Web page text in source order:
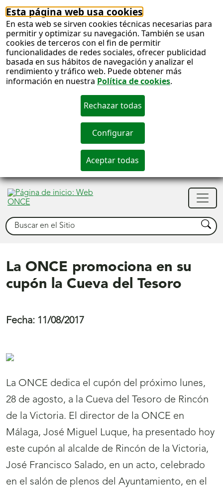
Esta página web usa cookies
En esta web se sirven cookies técnicas necesarias para
permitir y optimizar su navegación. También se usan
cookies de terceros con el fin de permitir
funcionalidades de redes sociales, ofrecer publicidad
basada en sus hábitos de navegación y analizar el
rendimiento y tráfico web. Puede obtener más
información en nuestra Política de cookies.
Buscar Buscar
La ONCE promociona en su
cupón la Cueva del Tesoro
Fecha: 11/08/2017
La ONCE dedica el cupón del próximo lunes,
28 de agosto, a la Cueva del Tesoro de Rincón
de la Victoria. El director de la ONCE en
Málaga, José Miguel Luque, ha presentado hoy
este cupón al alcalde de Rincón de la Victoria,
José Francisco Salado, en un acto, celebrado
en el salón de plenos del Ayuntamiento, en el